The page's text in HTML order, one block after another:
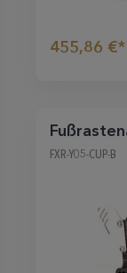
455,86 €*
FXR-Y05-CUP-B